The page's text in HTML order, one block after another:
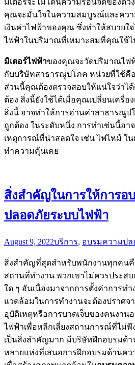
ปลอดภัยระบบไฟฟ้า
August 9, 2022บริการ,อบรมความปล
สิ่งสำคัญที่สุดสำหรับพนักงานทุกคนคื
สถานที่ทำงาน พวกเขาไม่ควรประสบ
ใด ๆ อันเนื่องมาจากการตั้งค่าการท
แวดล้อมในการทำงานจะต้องปราศจ
อุบัติเหตุหรือการบาดเจ็บของคนงาน
ไฟฟ้าเพื่อหลีกเลี่ยงสถานการณ์ที่ไม่พึ
เป็นสิ่งสำคัญมาก มีบริษัทฝึกอบรมด้า
หลายแห่งที่เสนอการฝึกอบรมด้านคว
ความสำคัญของการอบร
ระบบไฟฟ้า
อันตรายจากอาร์คทุกวันนี้บริษัทส่วน
ปลอดภัยสำหรับคนงานอบรมความป
พวกเขาต้องการปกป้องพวกเขาจาก
การสร้างสภาพแวดล้อมการทำงานใ
ให้บริการด้านความปลอดภัยควรจะท
ให้ความคุ้มครองที่ถูกต้องแก่คนงาน
ไฟฟ้า
การป้องกันอันตรายจากอาร์คส
มากสมมติว่าคุณไม่ได้มอบควา